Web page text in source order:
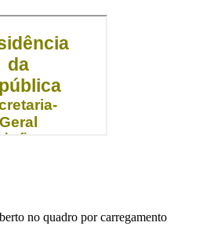
no quadro por carregamento